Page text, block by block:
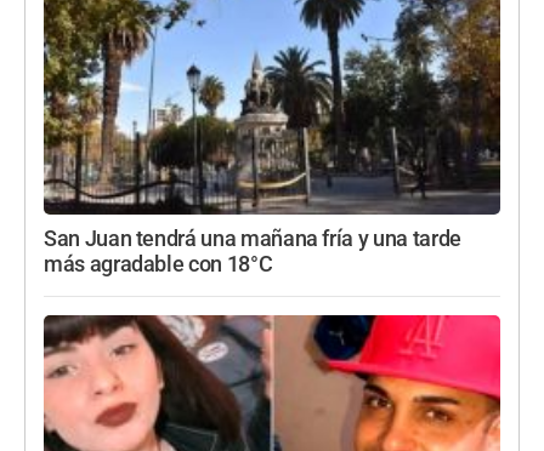
San Juan tendrá una mañana fría y una tarde
más agradable con 18°C